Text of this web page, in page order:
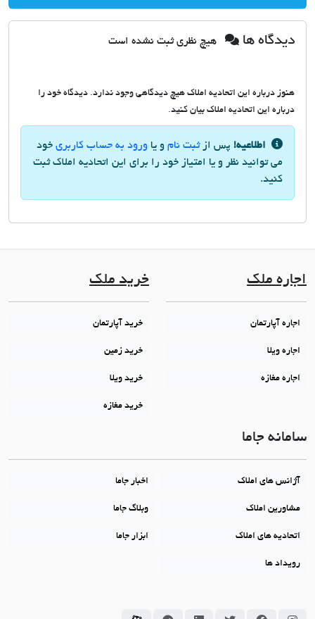
دیدگاه ها هیچ نظری ثبت نشده است
هنوز درباره این اتحادیه املاک هیچ دیدگاهی وجود ندارد. دیدگاه خود را
درباره این اتحادیه املاک بیان کنید.
اطلاعیه! پس ازثبت نام و یا ورود به حساب کاربری خود
می توانید نظر و یا امتیاز خود را برای این اتحادیه املاک ثبت
کنید.
اجاره ملک
اجاره آپارتمان
اجاره ویلا
اجاره مغازه
خرید ملک
خرید آپارتمان
خرید زمین
خرید ویلا
خرید مغازه
سامانه جاما
آژانس های املاک اخبار جاما
مشاورین املاک وبلاگ جاما
اتحادیه های املاک ابزار جاما
رویداد ها